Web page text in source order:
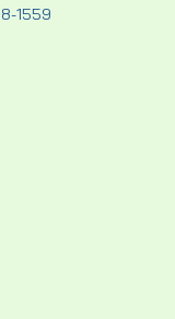
1559